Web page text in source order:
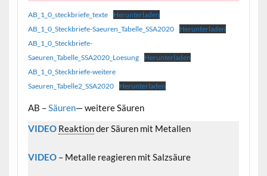
AB_1_0_steckbriefe_texte
Herunterladen
AB_1_0_Steckbriefe-Saeuren_Tabelle_SSA2020
Herunterladen
AB_1_0_Steckbriefe-
Saeuren_Tabelle_SSA2020_Loesung
Herunterladen
AB_1_0_Steckbriefe-weitere
Saeuren_Tabelle2_SSA2020
Herunterladen
AB –Säuren— weitere Säuren
VIDEO Reaktionder Säuren mit Metallen
VIDEO– Metalle reagieren mit Salzsäure